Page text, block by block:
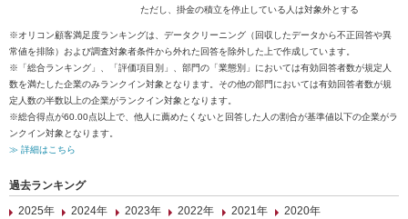
ただし、掛金の積立を停止している人は対象外とする
※オリコン顧客満足度ランキングは、データクリーニング（回収したデータから不正回答や異
常値を排除）および調査対象者条件から外れた回答を除外した上で作成しています。
※「総合ランキング」、「評価項目別」、部門の「業態別」においては有効回答者数が規定人
数を満たした企業のみランクイン対象となります。その他の部門においては有効回答者数が規
定人数の半数以上の企業がランクイン対象となります。
※総合得点が60.00点以上で、他人に薦めたくないと回答した人の割合が基準値以下の企業がラ
ンクイン対象となります。
≫ 詳細はこちら
過去ランキング
2025年
2024年 2023年 2022年 2021年 2020年